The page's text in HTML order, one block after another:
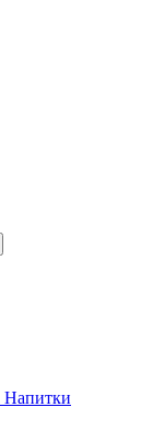
Напитки